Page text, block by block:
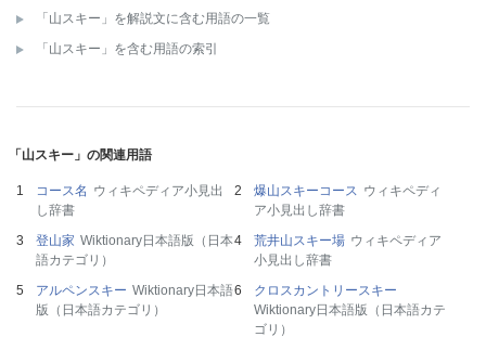
「山スキー」を解説文に含む用語の一覧
「山スキー」を含む用語の索引
「山スキー」の関連用語
コース名 ウィキペディア小見出
し辞書
爆山スキーコース ウィキペディ
ア小見出し辞書
登山家 Wiktionary日本語版（日本
語カテゴリ）
荒井山スキー場 ウィキペディア
小見出し辞書
アルペンスキー Wiktionary日本語
版（日本語カテゴリ）
クロスカントリースキー
Wiktionary日本語版（日本語カテ
ゴリ）